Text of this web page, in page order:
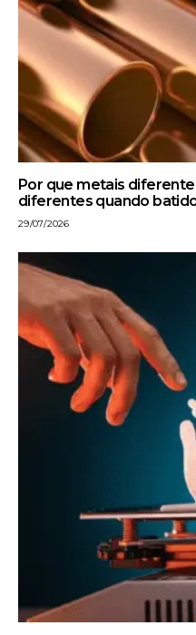
Por que metais
diferentes quando
29/07/2026